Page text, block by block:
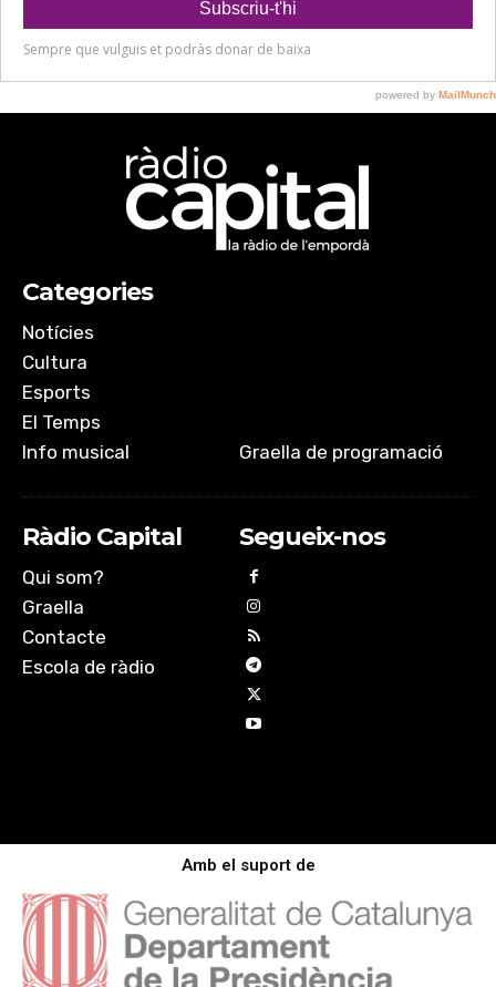
Categories
Notícies
Cultura
Esports
El Temps
Info musical
Graella de programació
Ràdio Capital
Qui som?
Graella
Contacte
Escola de ràdio
Segueix-nos
Amb el suport de